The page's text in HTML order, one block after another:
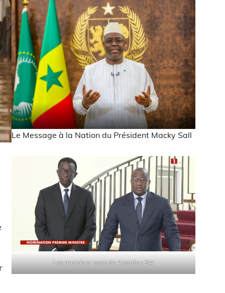
Le Message à la Nation du Président Macky Sall
Les premiers mots de Amadou BA